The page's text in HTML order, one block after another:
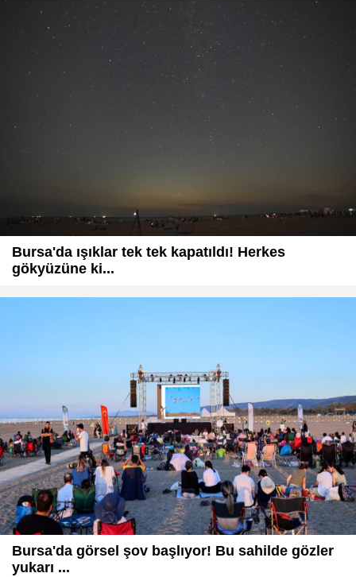
Bursa'da ışıklar tek tek kapatıldı! Herkes
gökyüzüne ki...
Bursa'da görsel şov başlıyor! Bu sahilde gözler
yukarı ...